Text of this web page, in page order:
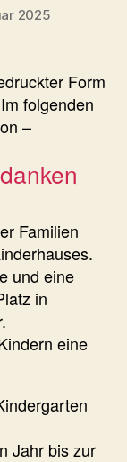
2025
Form
folgenden
–
Familien
und eine
in
eine
Jahr bis zur